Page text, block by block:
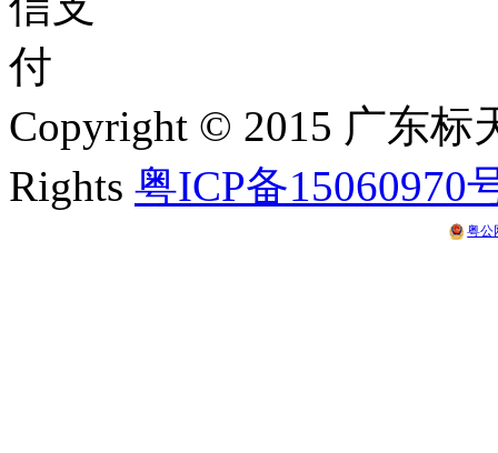
Copyright © 2015 广东
Rights 粤ICP备15060970
粤公